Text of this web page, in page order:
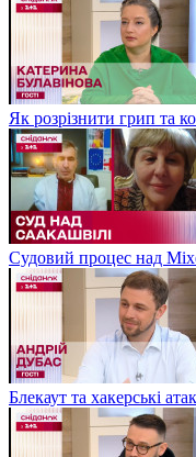
Як розрізнити грип та
Судовий процес над
Блекаут та хакерські